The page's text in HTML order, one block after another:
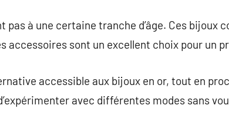
à une certaine tranche d’âge. Ces bijoux
accessoires sont un excellent choix pour un
accessible aux bijoux en or, tout en
avec différentes modes sans